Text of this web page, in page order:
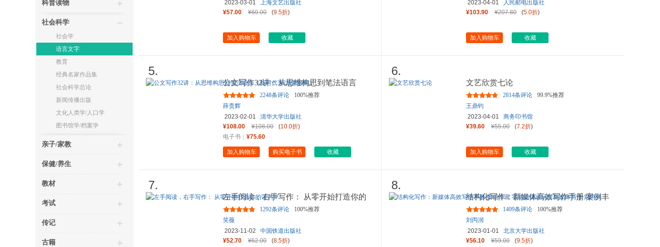
科普读物
社会科学
社会学
语言文字
教育
经典名家作品集
社会科学总论
新闻传播出版
文化人类学/人口学
图书馆学/档案学
亲子/家教
保健/养生
教材
考试
传记
古籍
2023-03-01
上海文艺出版社
¥57.00
¥60.00 (9.5折)
加入购物车 收藏
2023-04-01
人民邮电出版社
¥103.90
¥207.80 (5.0折)
加入购物车 收藏
5.
公文写作32讲：从思维构思到笔法语言
（新时代?职场新技能）
2248条评论
100%推荐
薛贵辉
2023-02-01
清华大学出版社
¥108.00
¥108.00 (10.0折)
电子书： ¥75.60
加入购物车 购买电子书 收藏
6.
文艺欣赏七论
2814条评论
99.9%推荐
王鼎钧
2023-04-01
商务印书馆
¥39.60
¥55.00 (7.2折)
加入购物车 收藏
7.
左手阅读，右手写作： 从零开始打造你的
读书IP
1292条评论
100%推荐
笑薇
2023-11-02
中国铁道出版社
¥52.70
¥62.00 (8.5折)
8.
结构化写作：新媒体高效写作手册 案例丰
富 零基础快速玩转新媒体...
1409条评论
100%推荐
刘丙润
2023-01-01
北京大学出版社
¥56.10
¥59.00 (9.5折)